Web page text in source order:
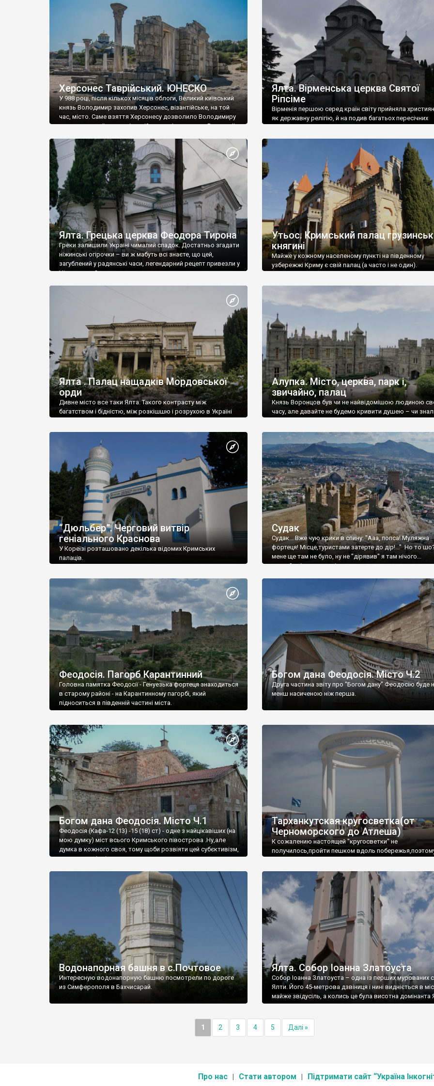
візантійської доби. Раритети викрадені з фондів об’єкту
культурної спадщини ЮНЕСКО «Херсонеса Таврійського».
Офіційно – на виставку «Золото Візантії», але експерти та
влада в Україні вважають це лише […]
називаються «повстяками» (postaki)…” “Вино. Крим
виробляє відмінне вино і його вдосталь: воно все
легке біле і дуже […]
Херсонес Таврійський. ЮНЕСКО
У 988 році, після кількох місяців облоги, Великий київський
князь Володимир захопив Херсонес, візантійське, на той
час, місто. Саме взяття Херсонесу дозволило Володимиру
диктувати свої умови візантійському імператору Василю ІІ,
Херсонесі Володимир-язичник, став Василем-
християнином. А потім було Хрещення Русі. На честь
Херсонесу Таврійського названо місто […]
Ялта. Вірменська церква Святої
Ріпсіме
Вірменія першою серед країн світу прийняла
як державну релігію, й на подив багатьох пересічних
Ялта. Грецька церква Феодора Тирона
Греки залишили Україні чималий спадок. Достатньо згадати
ніжинські огірочки – ви ж мабуть всі знаєте, що цей,
загублений у радянські часи, легендарний рецепт привезли у
Ніжин греки?
Утьос. Кримський палац
княгині
Майже у кожному населеному пункті на південному
узбережжі Криму є свій палац (а часто і не один).
Ялта . Палац нащадків Мордовської
орди
Дивне місто все таки Ялта. Такого контрасту між
багатством і бідністю, між розкішшю і розрухою в Україні
Алупка. Місто, церква, парк і,
звичайно, палац
Князь Воронцов був чи не найвідомішою людиною
часу, але давайте не будемо кривити душею – чи
“Дюльбер”. Черговий витвір
геніального Краснова
У Кореїзі розташовано декілька відомих Кримських
палаців.
Судак
Судак... Вже чую крики в спину: "Ааа, попса! Муляжна
фортеця! Місце,туристами затерте до дір!..." Но то
мене ще там не було, ну не "дірявив" я там нічого...
принаймні до цього літа.
Феодосія. Пагорб Карантинний
Головна памятка Феодосії - Генуезька фортеця знаходиться
в старому районі - на Карантинному пагорбі, який
підноситься в південній частині міста.
Богом дана Феодосія. Місто Ч.2
Друга частина звіту про "Богом дану" Феодосію буде
менш насиченою ніж перша.
Богом дана Феодосія. Місто Ч.1
Феодосія (Кафа-12 (13) -15 (18) ст) - одне з найцікавіших (на
мою думку) міст всього Кримського півострова .Ну,але
думка в кожного своя, тому щоби розвіяти цей субєктивізм,
запрошую відвідати це
Тарханкутская кругосветка(от
Черноморского до Атлеша)
К сожалению настоящей "кругосветки" не
получилось,пройти пешком вдоль
Водонапорная башня в с.Почтовое
Интересную водонапорную башню посмотрели по дороге
из Симферополя в Бахчисарай.
Ялта. Собор Іоанна Златоуста
Собор Іоанна Златоуста – одна із перших мурованих
Ялти. Його 45-метрова дзвіниця і нині видніється в
майже звідусіль, а колись це була висотна домінанта
1 2 3 4 5 Далі »
Про нас Стати автором Підтримати сайт “Україна